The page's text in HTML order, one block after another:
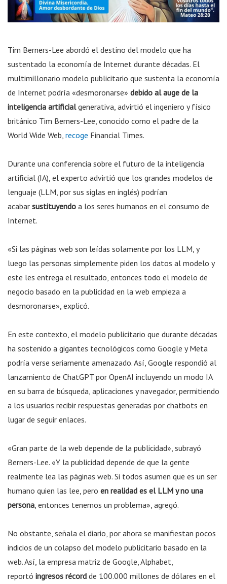
Tim Berners-Lee abordó el destino del modelo que ha
sustentado la economía de Internet durante décadas. El
multimillonario modelo publicitario que sustenta la economía
de Internet podría «desmoronarse» debido al auge de la
inteligencia artificialgenerativa, advirtió el ingeniero y físico
británico Tim Berners-Lee, conocido como el padre de la
World Wide Web, recoge Financial Times.
Durante una conferencia sobre el futuro de la inteligencia
artificial (IA), el experto advirtió que los grandes modelos de
lenguaje (LLM, por sus siglas en inglés) podrían
acabar sustituyendo a los seres humanos en el consumo de
Internet.
«Si las páginas web son leídas solamente por los LLM, y
luego las personas simplemente piden los datos al modelo y
este les entrega el resultado, entonces todo el modelo de
negocio basado en la publicidad en la web empieza a
desmoronarse», explicó.
En este contexto, el modelo publicitario que durante décadas
ha sostenido a gigantes tecnológicos como Google y Meta
podría verse seriamente amenazado. Así, Google respondió al
lanzamiento de ChatGPT por OpenAI incluyendo un modo IA
en su barra de búsqueda, aplicaciones y navegador, permitiendo
a los usuarios recibir respuestas generadas por chatbots en
lugar de seguir enlaces.
«Gran parte de la web depende de la publicidad», subrayó
Berners-Lee. «Y la publicidad depende de que la gente
realmente lea las páginas web. Si todos asumen que es un ser
humano quien las lee, pero en realidad es el LLM y no una
persona , entonces tenemos un problema», agregó.
No obstante, señala el diario, por ahora se manifiestan pocos
indicios de un colapso del modelo publicitario basado en la
web. Así, la empresa matriz de Google, Alphabet,
reportó ingresos récord de 100.000 millones de dólares en el